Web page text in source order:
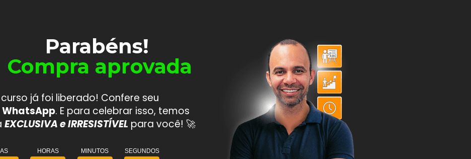
Parabéns!
Compra aprovada
curso já foi liberado! Confere seu
WhatsApp. E para celebrar isso, temos
EXCLUSIVA e IRRESISTÍVEL para você! 🚀
HORAS MINUTOS SEGUNDOS